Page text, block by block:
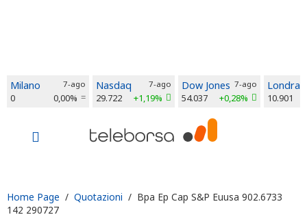
Milano 7-ago
0 0,00%
Nasdaq 7-ago
29.722 +1,19%
Dow Jones 7-ago
54.037 +0,28%
Londra
10.901
Home Page / Quotazioni / Bpa Ep Cap S&P Euusa 902.6733
142 290727